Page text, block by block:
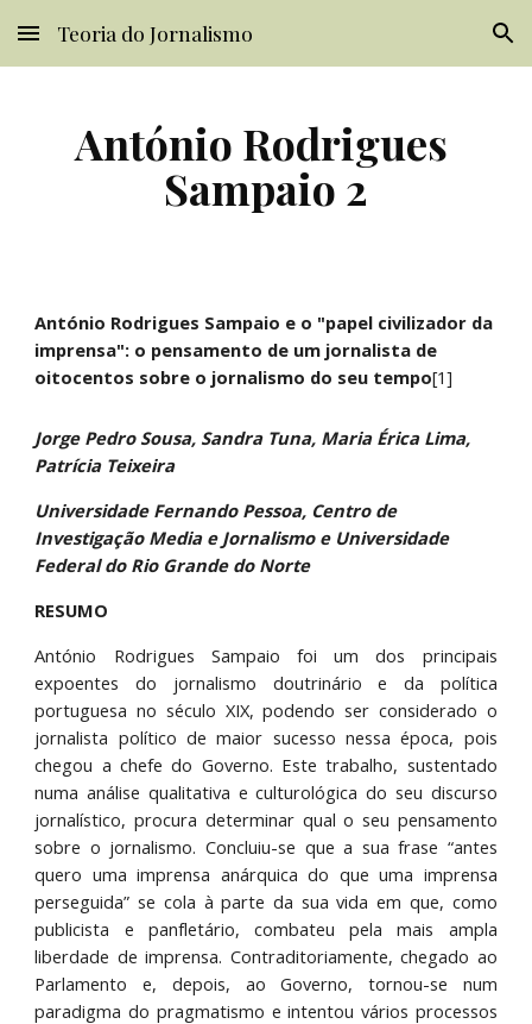
Skip to main content Skip to navigation
Teoria do Jornalismo
António Rodrigues
Sampaio 2
António Rodrigues Sampaio e o "papel civilizador da
imprensa": o pensamento de um jornalista de
oitocentos sobre o jornalismo do seu tempo[1]
Jorge Pedro Sousa, Sandra Tuna, Maria Érica Lima,
Patrícia Teixeira
Universidade Fernando Pessoa, Centro de
Investigação Media e Jornalismo e Universidade
Federal do Rio Grande do Norte
RESUMO
António Rodrigues Sampaio foi um dos principais
expoentes do jornalismo doutrinário e da política
portuguesa no século XIX, podendo ser considerado o
jornalista político de maior sucesso nessa época, pois
chegou a chefe do Governo. Este trabalho, sustentado
numa análise qualitativa e culturológica do seu discurso
jornalístico, procura determinar qual o seu pensamento
sobre o jornalismo. Concluiu-se que a sua frase “antes
quero uma imprensa anárquica do que uma imprensa
perseguida” se cola à parte da sua vida em que, como
publicista e panfletário, combateu pela mais ampla
liberdade de imprensa. Contraditoriamente, chegado ao
Parlamento e, depois, ao Governo, tornou-se num
paradigma do pragmatismo e intentou vários processos